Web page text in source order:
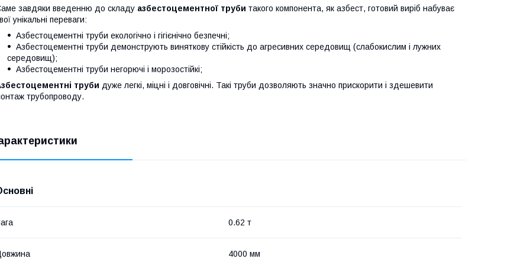
завдяки введенню до складу азбестоцементної труби такого компонента, як азбест, готовий виріб набуває
унікальні переваги:
Азбестоцементні труби екологічно і гігієнічно безпечні;
Азбестоцементні труби демонструють виняткову стійкість до агресивних середовищ (слабокислим і лужних
середовищ);
Азбестоцементні труби негорючі і морозостійкі;
труби дуже легкі, міцні і довговічні. Такі труби дозволяють значно прискорити і здешевити
трубопроводу.
0.62 т
4000 мм